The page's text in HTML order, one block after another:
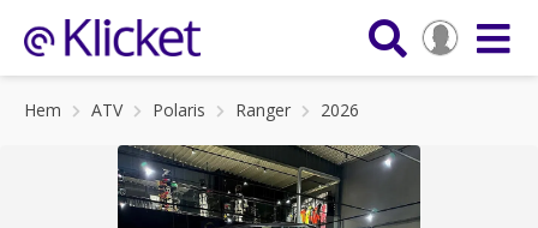
Hem ATV Polaris Ranger 2026